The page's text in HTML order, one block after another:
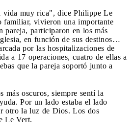
vida muy rica", dice Philippe Le
familiar, vivieron una importante
pareja, participaron en los más
en función de sus destinos…
por las hospitalizaciones de
a 17 operaciones, cuatro de ellas a
que la pareja soportó junto a
más oscuros, siempre sentí la
Por un lado estaba el lado
otro la luz de Dios. Los dos
Le Vert.